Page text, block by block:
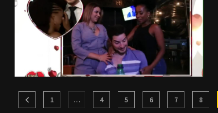
1 … 4 5 6 7 8